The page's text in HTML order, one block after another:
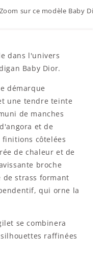
Zoom sur ce modèle Baby Dior
dans l'univers
Baby Dior.
démarque
une tendre teinte
de manches
et de
côtelées
de chaleur et de
broche
de strass formant
qui orne la
se combinera
raffinées